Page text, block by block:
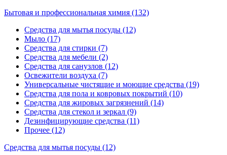
Бытовая и профессиональная химия (132)
Средства для мытья посуды (12)
Мыло (17)
Средства для стирки (7)
Средства для мебели (2)
Средства для санузлов (12)
Освежители воздуха (7)
Универсальные чистящие и моющие средства (19)
Средства для пола и ковровых покрытий (10)
Средства для жировых загрязнений (14)
Средства для стекол и зеркал (9)
Дезинфицирующие средства (11)
Прочее (12)
Средства для мытья посуды (12)